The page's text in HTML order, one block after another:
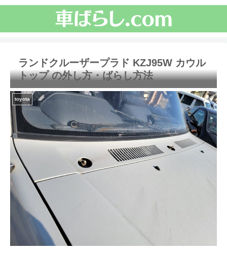
ランドクルーザープラド KZJ95W カウル
トップ の外し方・ばらし方法
toyota